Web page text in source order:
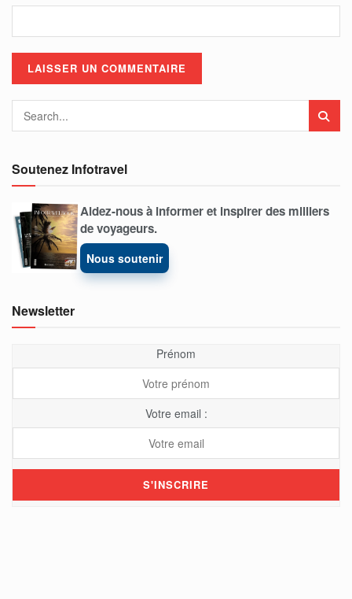
Soutenez Infotravel
Aidez-nous à informer et inspirer des milliers
de voyageurs.
Nous soutenir
Newsletter
Prénom
Votre email :